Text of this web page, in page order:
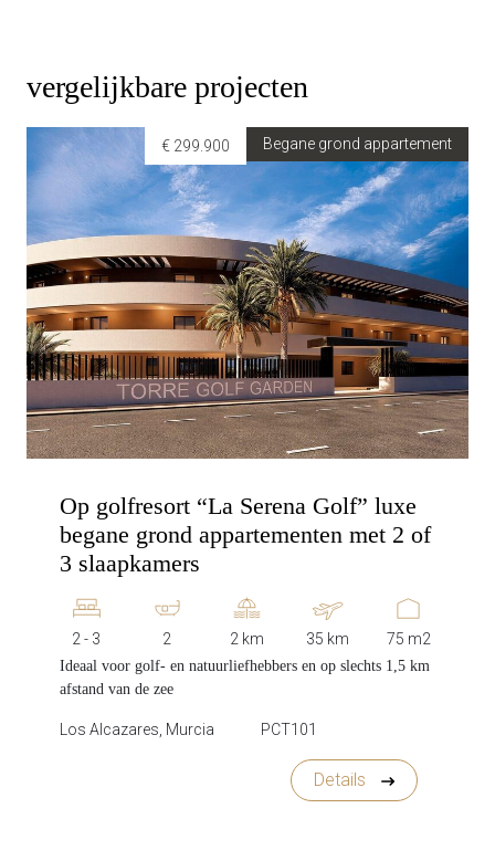
vergelijkbare projecten
Begane grond appartement
€ 299.900
Op golfresort “La Serena Golf” luxe
begane grond appartementen met 2 of
3 slaapkamers
2 - 3 2 2 km 35 km 75 m2
Ideaal voor golf- en natuurliefhebbers en op slechts 1,5 km
afstand van de zee
Los Alcazares, Murcia PCT101
Details